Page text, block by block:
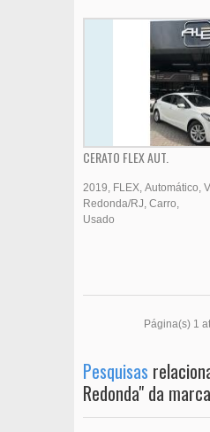
CERATO FLEX AUT.
2019 FLEX Automático
Redonda/RJ Carro
Usado
Página(s) 1
Pesquisas
Redonda" da